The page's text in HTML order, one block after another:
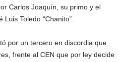
Carlos Joaquín, su primo y el
Toledo “Chanito”.
por un tercero en discordia que
frente al CEN que por ley decide